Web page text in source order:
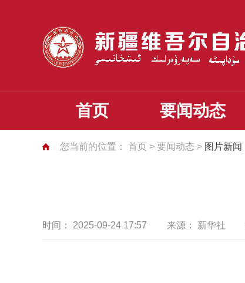
首页 要闻动态
您当前的位置： 首页 > 要闻动态 > 图片新闻
时间： 2025-09-24 17:57 来源： 新华社